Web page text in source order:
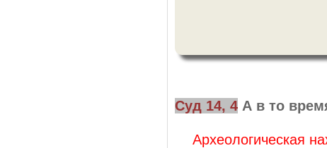
Суд 14, 4 А в то
Археологическая